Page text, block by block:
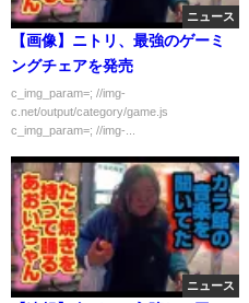
ニュース
【画像】ニトリ、最強のゲーミ
ングチェアを発売
c_img_param=; //img-
c.net/output/category/game.js
c_img_param=; //img-...
ニュース